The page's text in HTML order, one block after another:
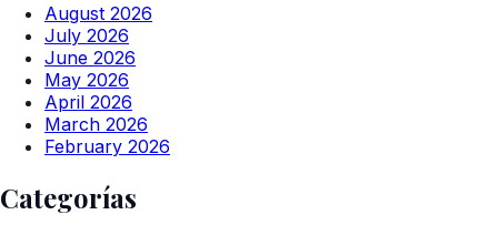
August 2026
July 2026
June 2026
May 2026
April 2026
March 2026
February 2026
Categorías